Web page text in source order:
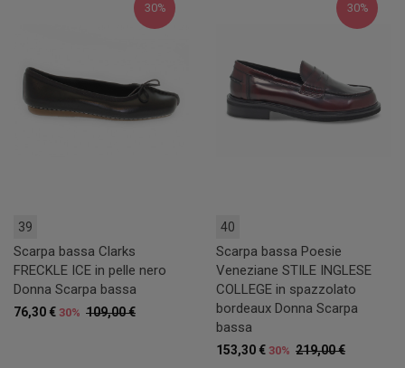
30%
39
Scarpa bassa Clarks
FRECKLE ICE in pelle nero
Donna Scarpa bassa
109,00 €
76,30 € 30%
30%
40
Scarpa bassa Poesie
Veneziane STILE INGLESE
COLLEGE in spazzolato
bordeaux Donna Scarpa
bassa
219,00 €
153,30 € 30%